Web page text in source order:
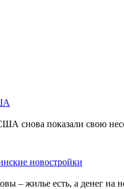
снова показали свою
новостройки
– жилье есть, а денег на